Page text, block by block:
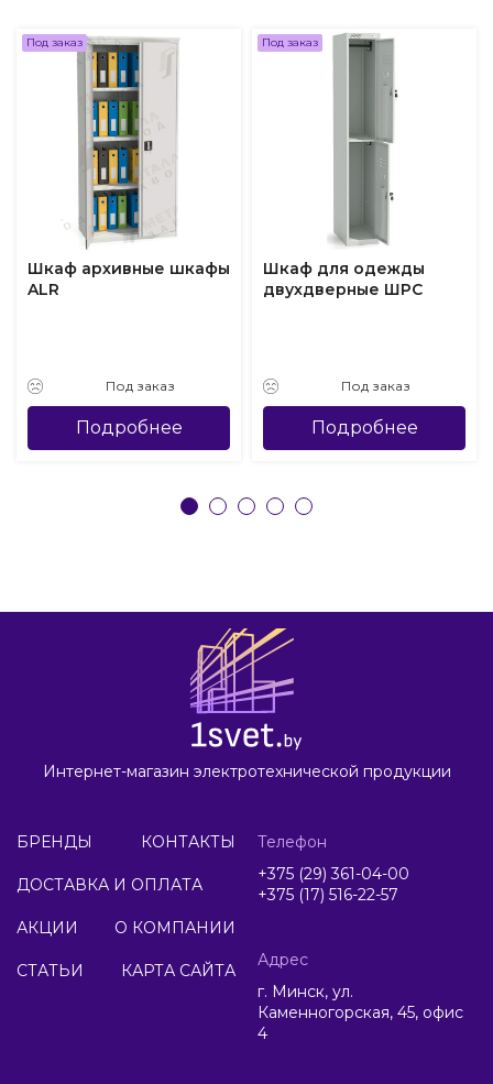
Под заказ
Шкаф архивные шкафы
ALR
Под заказ
Подробнее
Под заказ
Шкаф для одежды
двухдверные ШРС
Под заказ
Подробнее
Интернет-магазин электротехнической продукции
БРЕНДЫ КОНТАКТЫ
ДОСТАВКА И ОПЛАТА
АКЦИИ О КОМПАНИИ
СТАТЬИ КАРТА САЙТА
Телефон
+375 (29) 361-04-00
+375 (17) 516-22-57
Адрес
г. Минск, ул.
Каменногорская, 45, офис
4